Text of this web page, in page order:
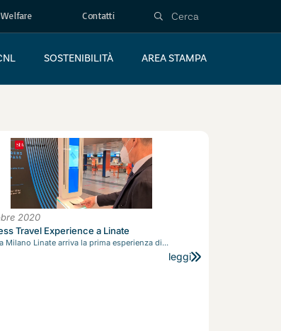
Welfare Contatti
SOSTENIBILITÀ AREA STAMPA
2020
Travel Experience a Linate
Milano Linate arriva la prima esperienza di...
leggi